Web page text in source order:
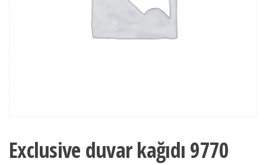
Exclusive duvar kağıdı 9770